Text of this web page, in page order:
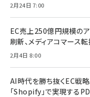
2月24日 7:00
EC売上250億円規模の
刷新、メディアコマース
2月4日 8:00
AI時代を勝ち抜くEC戦略
「Shopify」で実現する